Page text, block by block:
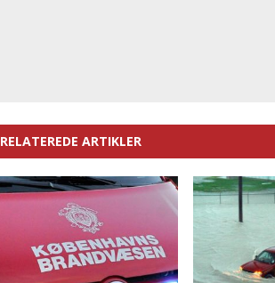
RELATEREDE ARTIKLER